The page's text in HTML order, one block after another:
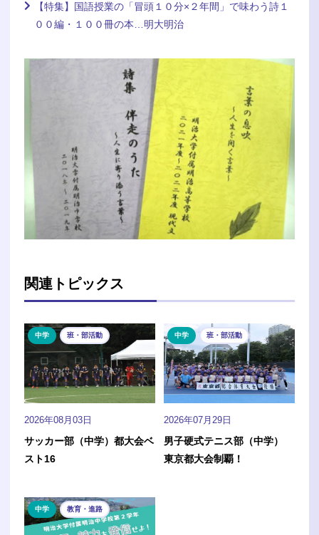
【特集】国語授業の「冒頭１０分×２年間」で味わう詩１
００編・１００冊の本…明大明治
関連トピックス
2026年08月03日
サッカー部（中学）都大会ベ
スト16
中学 班・部活動
2026年07月29日
男子硬式テニス部（中学）
東京都大会制覇！
中学 班・部活動
中学 教育・進路